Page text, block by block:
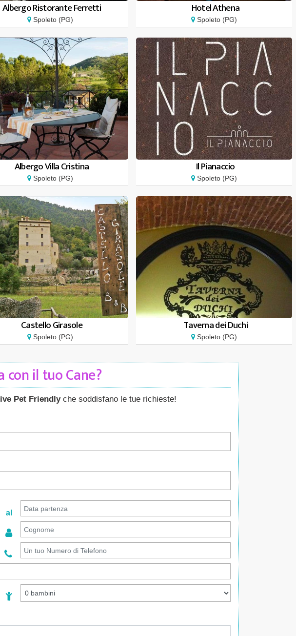
Albergo Ristorante Ferretti
Spoleto (PG)
Hotel Athena
Spoleto (PG)
Albergo Villa Cristina
Spoleto (PG)
Il Pianaccio
Spoleto (PG)
Castello Girasole
Spoleto (PG)
Taverna dei Duchi
Spoleto (PG)
con il tuo Cane?
Pet Friendlyche soddisfano le tue richieste!
al